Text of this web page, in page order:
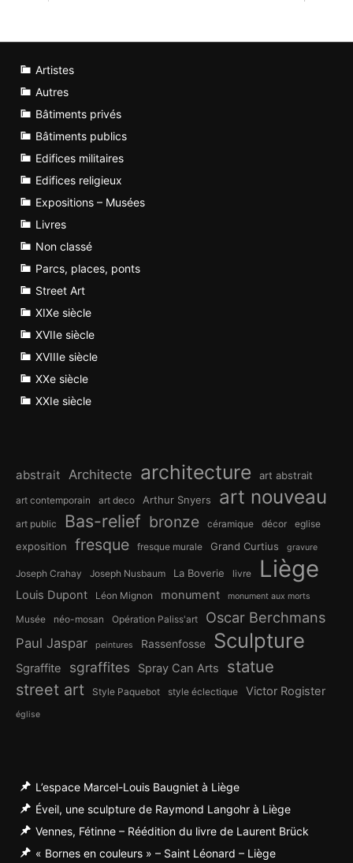
Artistes
Autres
Bâtiments privés
Bâtiments publics
Edifices militaires
Edifices religieux
Expositions – Musées
Livres
Non classé
Parcs, places, ponts
Street Art
XIXe siècle
XVIIe siècle
XVIIIe siècle
XXe siècle
XXIe siècle
abstrait Architecte architecture art abstrait
art contemporain art deco Arthur Snyers art nouveau
art public Bas-relief bronze céramique décor eglise
exposition fresque fresque murale Grand Curtius gravure
Joseph Crahay Joseph Nusbaum La Boverie livre Liège
Louis Dupont Léon Mignon monument monument aux morts
Musée néo-mosan Opération Paliss'art Oscar Berchmans
Paul Jaspar peintures Rassenfosse Sculpture
Sgraffite sgraffites Spray Can Arts statue
street art Style Paquebot style éclectique Victor Rogister
église
L’espace Marcel-Louis Baugniet à Liège
Éveil, une sculpture de Raymond Langohr à Liège
Vennes, Fétinne – Réédition du livre de Laurent Brück
« Bornes en couleurs » – Saint Léonard – Liège